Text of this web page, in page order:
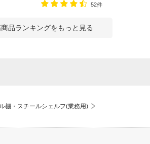
52件
品ランキングをもっと見る
棚・スチールシェルフ(業務用)